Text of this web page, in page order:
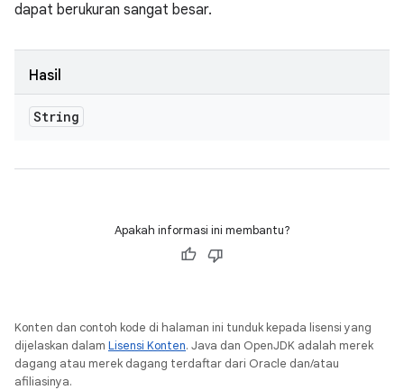
dapat berukuran sangat besar.
Hasil
String
Apakah informasi ini membantu?
Konten dan contoh kode di halaman ini tunduk kepada lisensi yang
dijelaskan dalam Lisensi Konten. Java dan OpenJDK adalah merek
dagang atau merek dagang terdaftar dari Oracle dan/atau
afiliasinya.